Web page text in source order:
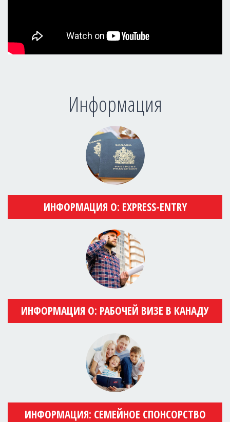
Информация
ИНФОРМАЦИЯ О: EXPRESS-ENTRY
ИНФОРМАЦИЯ О: РАБОЧЕЙ ВИЗЕ В КАНАДУ
ИНФОРМАЦИЯ: СЕМЕЙНОЕ СПОНСОРСТВО